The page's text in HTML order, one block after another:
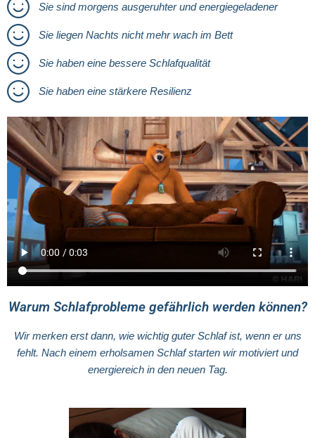
Sie sind morgens ausgeruhter und energiegeladener
Sie liegen Nachts nicht mehr wach im Bett
Sie haben eine bessere Schlafqualität
Sie haben eine stärkere Resilienz
Warum Schlafprobleme gefährlich werden können?
Wir merken erst dann, wie wichtig guter Schlaf ist, wenn er uns
fehlt. Nach einem erholsamen Schlaf starten wir motiviert und
energiereich in den neuen Tag.